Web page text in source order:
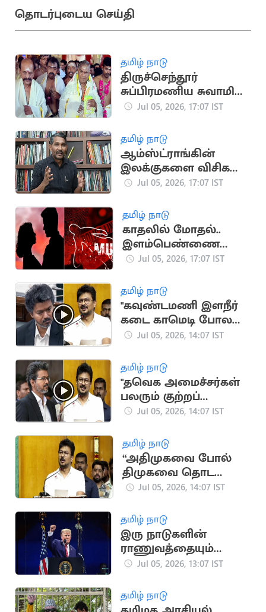
தொடர்புடைய செய்தி
தமிழ் நாடு
திருச்செந்தூர்
சுப்பிரமணிய சுவாமி
கோயிலில் அமைச்சர்
Jul 05, 2026, 17:07 IST
தமிழ் நாடு
ஆம்ஸ்ட்ராங்கின்
இலக்குகளை விசிக
வென்றெடுக்கும் -
உறுதி
Jul 05, 2026, 17:07 IST
தமிழ் நாடு
காதலில் மோதல்..
இளம்பெண்ணை
கத்தியால் குத்திய
Jul 05, 2026, 17:07 IST
தமிழ் நாடு
"கவுண்டமணி இளநீர்
கடை காமெடி போல
தவெக உள்ளது”..
Jul 05, 2026, 14:07 IST
தமிழ் நாடு
"தவெக அமைச்சர்கள்
பலரும் குற்றப்
பின்னணி
உதயநிதி குற்றச்சாட்டு
Jul 05, 2026, 14:07 IST
தமிழ் நாடு
“அதிமுகவை போல்
திமுகவை தொட
முடியாது”.. உதயநிதி
Jul 05, 2026, 14:07 IST
தமிழ் நாடு
இரு நாடுகளின்
ராணுவத்தையும்
அழித்துவிட்டோம்:
Jul 05, 2026, 13:07 IST
தமிழ் நாடு